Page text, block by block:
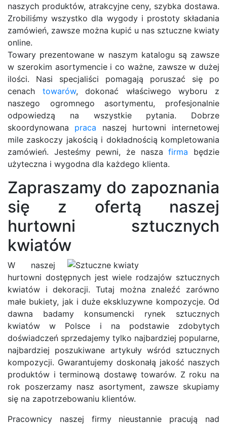
naszych produktów, atrakcyjne ceny, szybka dostawa.
Zrobiliśmy wszystko dla wygody i prostoty składania
zamówień, zawsze można kupić u nas sztuczne kwiaty
online.
Towary prezentowane w naszym katalogu są zawsze
w szerokim asortymencie i co ważne, zawsze w dużej
ilości. Nasi specjaliści pomagają poruszać się po
cenach towarów, dokonać właściwego wyboru z
naszego ogromnego asortymentu, profesjonalnie
odpowiedzą na wszystkie pytania. Dobrze
skoordynowana praca naszej hurtowni internetowej
mile zaskoczy jakością i dokładnością kompletowania
zamówień. Jesteśmy pewni, że naszafirma będzie
użyteczna i wygodna dla każdego klienta.
Zapraszamy do zapoznania
się z ofertą naszej
hurtowni sztucznych
kwiatów
W naszej
hurtowni dostępnych jest wiele rodzajów sztucznych
kwiatów i dekoracji. Tutaj można znaleźć zarówno
małe bukiety, jak i duże ekskluzywne kompozycje. Od
dawna badamy konsumencki rynek sztucznych
kwiatów w Polsce i na podstawie zdobytych
doświadczeń sprzedajemy tylko najbardziej popularne,
najbardziej poszukiwane artykuły wśród sztucznych
kompozycji. Gwarantujemy doskonałą jakość naszych
produktów i terminową dostawę towarów. Z roku na
rok poszerzamy nasz asortyment, zawsze skupiamy
się na zapotrzebowaniu klientów.
Pracownicy naszej firmy nieustannie pracują nad